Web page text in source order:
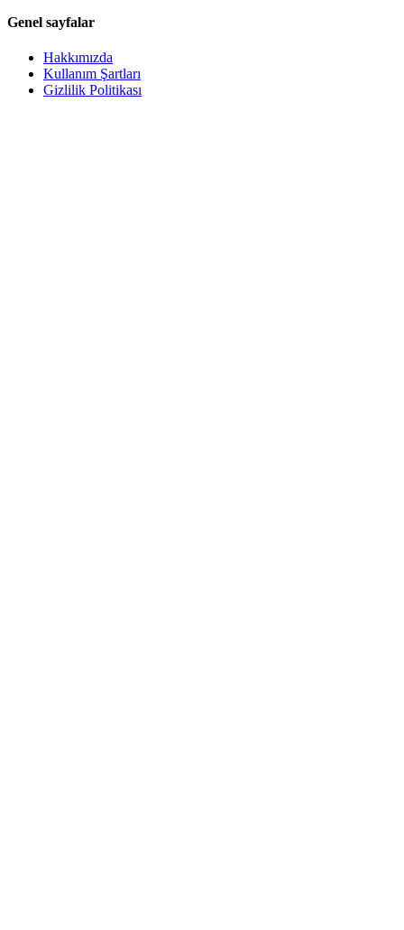
Genel sayfalar
Hakkımızda
Kullanım Şartları
Gizlilik Politikası